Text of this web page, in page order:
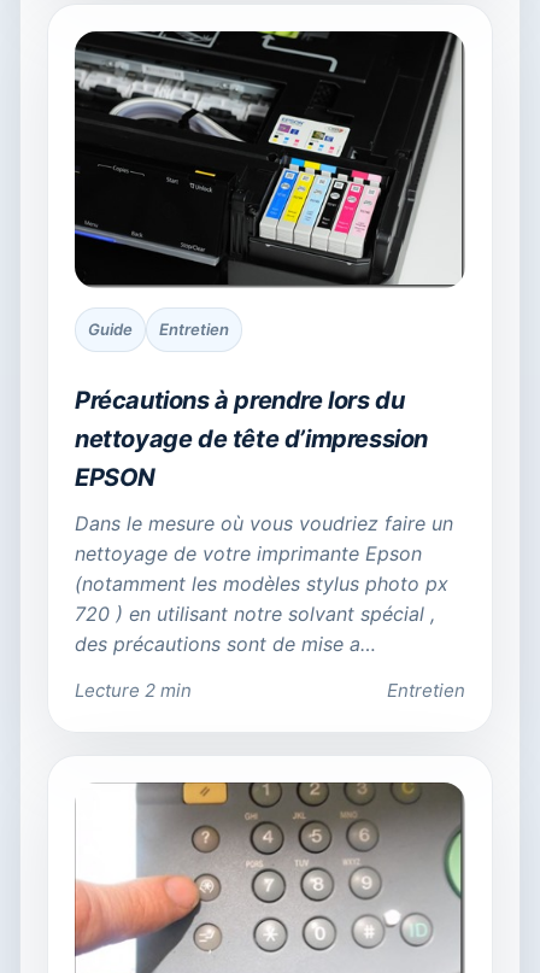
Guide Entretien
Précautions à prendre lors du
nettoyage de tête d’impression
EPSON
Dans le mesure où vous voudriez faire un
nettoyage de votre imprimante Epson
(notamment les modèles stylus photo px
720 ) en utilisant notre solvant spécial ,
des précautions sont de mise a…
Lecture 2 min Entretien